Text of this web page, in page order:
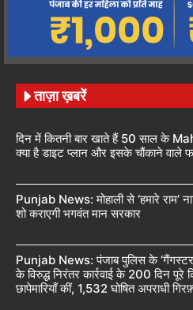
ताज़ा ख़बरें
दिन में कितनी बार खाते हैं 50 साल के
क्या है डाइट प्लान और इसके चौंकाने वाले
Punjab News: मोहाली से ‘हमारे
शो कराएगी भगवंत मान सरकार
Punjab News: पंजाब पुलिस के
के विरुद्ध निरंतर कार्रवाई के 200 दिन
छापेमारियाँ कीं, 1,532 घोषित अपराधी